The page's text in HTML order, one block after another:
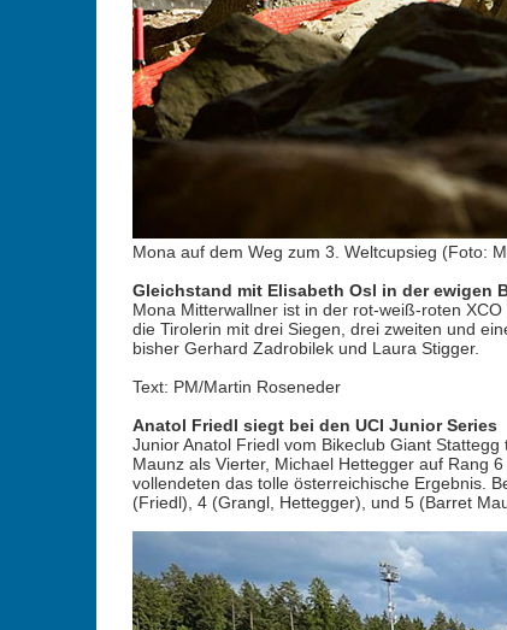
Mona auf dem Weg zum 3. Weltcupsieg (Foto:
Gleichstand mit Elisabeth Osl in der ewigen
Mona Mitterwallner ist in der rot-weiß-roten
die Tirolerin mit drei Siegen, drei zweiten und
bisher Gerhard Zadrobilek und Laura Stigger.
Text: PM/Martin Roseneder
Anatol Friedl siegt bei den UCI Junior Series
Junior Anatol Friedl vom Bikeclub Giant
Maunz als Vierter, Michael Hettegger auf Rang
vollendeten das tolle österreichische Ergebnis.
(Friedl), 4 (Grangl, Hettegger), und 5 (Barret